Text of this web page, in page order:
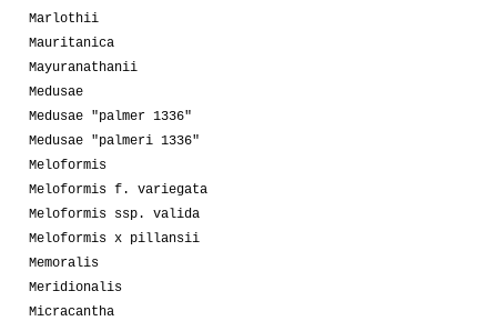
Marlothii
Mauritanica
Mayuranathanii
Medusae
Medusae "palmer 1336"
Medusae "palmeri 1336"
Meloformis
Meloformis f. variegata
Meloformis ssp. valida
Meloformis x pillansii
Memoralis
Meridionalis
Micracantha